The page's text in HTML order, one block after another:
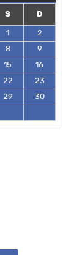
S
D
1
2
8
9
15
16
22
23
29
30